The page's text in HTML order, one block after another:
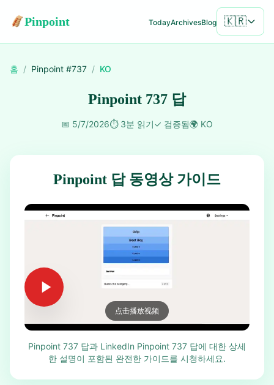
Pinpoint TodayArchivesBlog 🇰🇷
홈 / Pinpoint #737 / KO
Pinpoint 737 답
📅 5/7/2026⏱️ 3분 읽기✓ 검증됨🌍 KO
Pinpoint 답 동영상 가이드
点击播放视频
Pinpoint 737 답과 LinkedIn Pinpoint 737 답에 대한 상세
한 설명이 포함된 완전한 가이드를 시청하세요.